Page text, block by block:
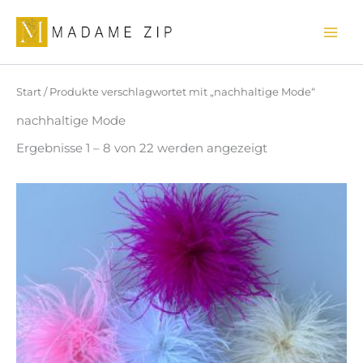
Inhalt
springen
Start/ Produkte verschlagwortet mit „nachhaltige Mode“
nachhaltige Mode
Ergebnisse 1 – 8 von 22 werden angezeigt
Dieses
Produkt
weist
mehrere
Varianten
auf.
Die
Optionen
können